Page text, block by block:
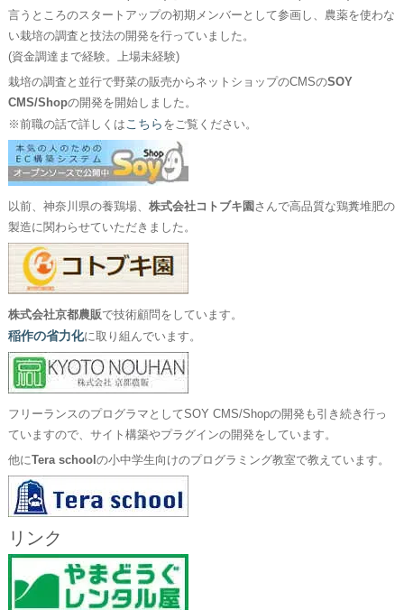
言うところのスタートアップの初期メンバーとして参画し、農薬を使わな
い栽培の調査と技法の開発を行っていました。
(資金調達まで経験。上場未経験)
栽培の調査と並行で野菜の販売からネットショップのCMSのSOY
CMS/Shopの開発を開始しました。
※前職の話で詳しくはこちら をご覧ください。
以前、神奈川県の養鶏場、 株式会社コトブキ園 さんで高品質な鶏糞堆肥の
製造に関わらせていただきました。
株式会社京都農販で技術顧問をしています。
稲作の省力化に取り組んでいます。
フリーランスのプログラマとしてSOY CMS/Shopの開発も引き続き行っ
ていますので、サイト構築やプラグインの開発をしています。
他にTera school の小中学生向けのプログラミング教室で教えています。
リンク